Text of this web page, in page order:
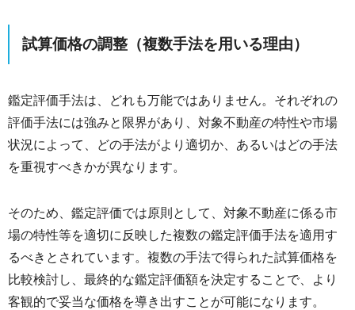
試算価格の調整（複数手法を用いる理由）
鑑定評価手法は、どれも万能ではありません。それぞれの
評価手法には強みと限界があり、対象不動産の特性や市場
状況によって、どの手法がより適切か、あるいはどの手法
を重視すべきかが異なります。
そのため、鑑定評価では原則として、対象不動産に係る市
場の特性等を適切に反映した複数の鑑定評価手法を適用す
るべきとされています。複数の手法で得られた試算価格を
比較検討し、最終的な鑑定評価額を決定することで、より
客観的で妥当な価格を導き出すことが可能になります。